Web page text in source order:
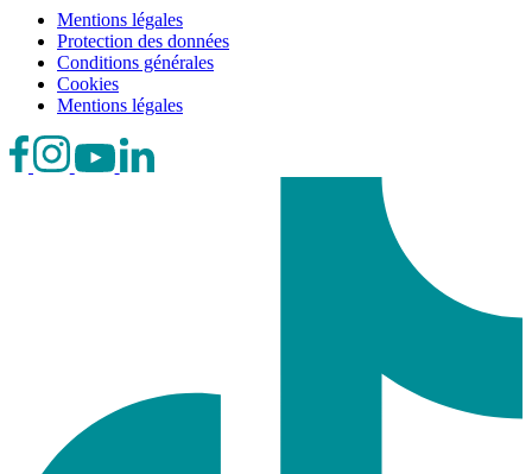
Mentions légales
Protection des données
Conditions générales
Cookies
Mentions légales